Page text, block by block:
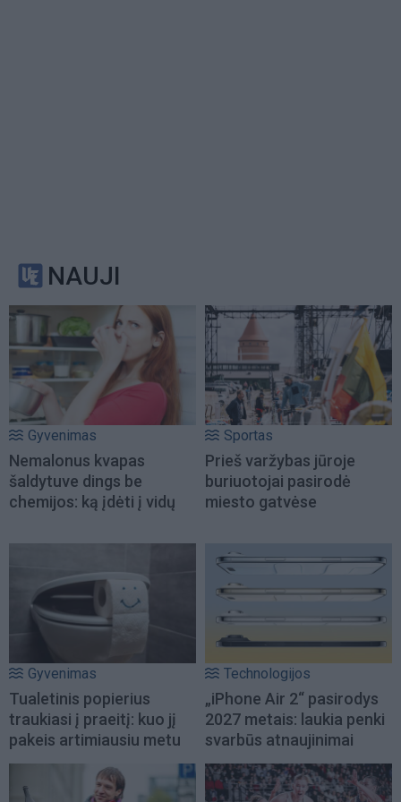
NAUJI
Gyvenimas
Nemalonus kvapas
šaldytuve dings be
chemijos: ką įdėti į vidų
Sportas
Prieš varžybas jūroje
buriuotojai pasirodė
miesto gatvėse
Gyvenimas
Tualetinis popierius
traukiasi į praeitį: kuo jį
pakeis artimiausiu metu
Technologijos
„iPhone Air 2“ pasirodys
2027 metais: laukia penki
svarbūs atnaujinimai